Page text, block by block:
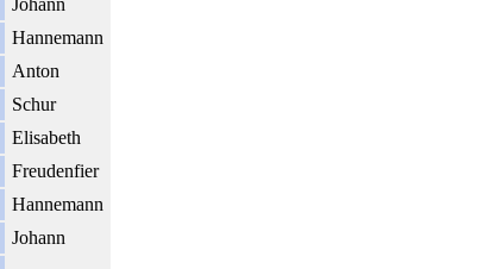
Johann
Hannemann
Anton
Schur
Elisabeth
Freudenfier
Hannemann
Johann